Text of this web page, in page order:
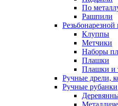
По
Рашпили
Клуппы
Метчики
Наборы
Плашки
Плашки и
Ручные дрели,
Ручные рубанки